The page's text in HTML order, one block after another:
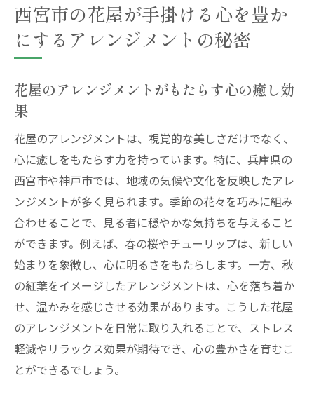
西宮市の花屋が手掛ける心を豊か
にするアレンジメントの秘密
花屋のアレンジメントがもたらす心の癒し効
果
花屋のアレンジメントは、視覚的な美しさだけでなく、
心に癒しをもたらす力を持っています。特に、兵庫県の
西宮市や神戸市では、地域の気候や文化を反映したアレ
ンジメントが多く見られます。季節の花々を巧みに組み
合わせることで、見る者に穏やかな気持ちを与えること
ができます。例えば、春の桜やチューリップは、新しい
始まりを象徴し、心に明るさをもたらします。一方、秋
の紅葉をイメージしたアレンジメントは、心を落ち着か
せ、温かみを感じさせる効果があります。こうした花屋
のアレンジメントを日常に取り入れることで、ストレス
軽減やリラックス効果が期待でき、心の豊かさを育むこ
とができるでしょう。